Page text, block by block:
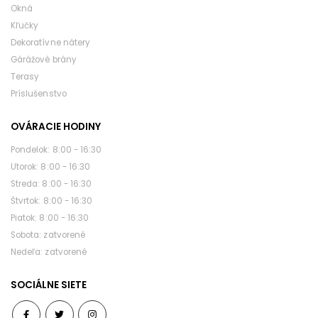
Okná
Kľučky
Dekoratívne nátery
Gárážové brány
Terasy
Príslušenstvo
OVÁRACIE HODINY
pondelok: 8:00 - 16:30
utorok: 8:00 - 16:30
streda: 8:00 - 16:30
štvrtok: 8:00 - 16:30
piatok: 8:00 - 16:30
sobota: zatvorené
nedeľa: zatvorené
SOCIÁLNE SIETE